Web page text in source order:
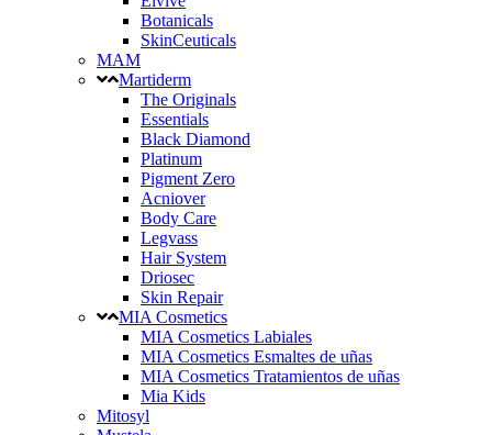
Botanicals
SkinCeuticals
MAM
Martiderm
The Originals
Essentials
Black Diamond
Platinum
Pigment Zero
Acniover
Body Care
Legvass
Hair System
Driosec
Skin Repair
MIA Cosmetics
MIA Cosmetics Labiales
MIA Cosmetics Esmaltes de uñas
MIA Cosmetics Tratamientos de uñas
Mia Kids
Mitosyl